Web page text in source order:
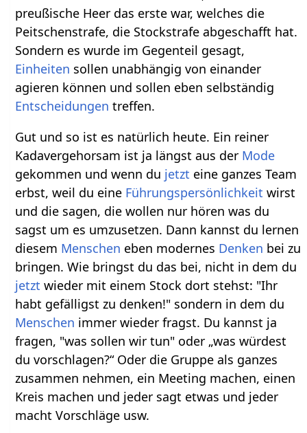
preußische Heer das erste war, welches die
Peitschenstrafe, die Stockstrafe abgeschafft hat.
Sondern es wurde im Gegenteil gesagt,
Einheiten sollen unabhängig von einander
agieren können und sollen eben selbständig
Entscheidungen treffen.
Gut und so ist es natürlich heute. Ein reiner
Kadavergehorsam ist ja längst aus der Mode
gekommen und wenn du jetzt eine ganzes Team
erbst, weil du eine Führungspersönlichkeit wirst
und die sagen, die wollen nur hören was du
sagst um es umzusetzen. Dann kannst du lernen
diesem Menschen eben modernes Denken bei zu
bringen. Wie bringst du das bei, nicht in dem du
jetzt wieder mit einem Stock dort stehst: "Ihr
habt gefälligst zu denken!" sondern in dem du
Menschen immer wieder fragst. Du kannst ja
fragen, "was sollen wir tun" oder „was würdest
du vorschlagen?“ Oder die Gruppe als ganzes
zusammen nehmen, ein Meeting machen, einen
Kreis machen und jeder sagt etwas und jeder
macht Vorschläge usw.